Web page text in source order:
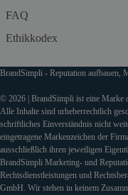
FAQ
Ethikkodex
BrandSimpli - Reputation aufbauen,
© 2026 | BrandSimpli ist eine Marke
Alle Inhalte sind urheberrechtlich
schriftliches Einverständnis nicht
eingetragene Markenzeichen der
ausschließlich ihren jeweiligen
BrandSimpli Marketing- und
Rechtsdienstleistungen und
GmbH. Wir stehen in keinem